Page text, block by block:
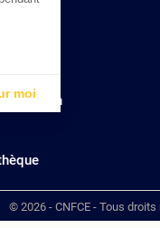
moi
vos Options
paramètres de
formation
© 2026 - CNFCE - Tous droits